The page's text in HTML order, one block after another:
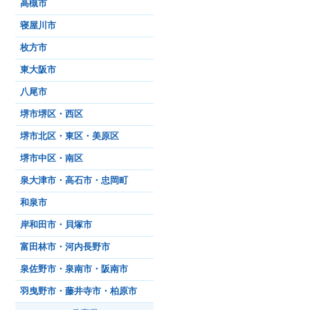
高槻市
寝屋川市
枚方市
東大阪市
八尾市
堺市堺区・西区
堺市北区・東区・美原区
堺市中区・南区
泉大津市・高石市・忠岡町
和泉市
岸和田市・貝塚市
富田林市・河内長野市
泉佐野市・泉南市・阪南市
羽曳野市・藤井寺市・柏原市